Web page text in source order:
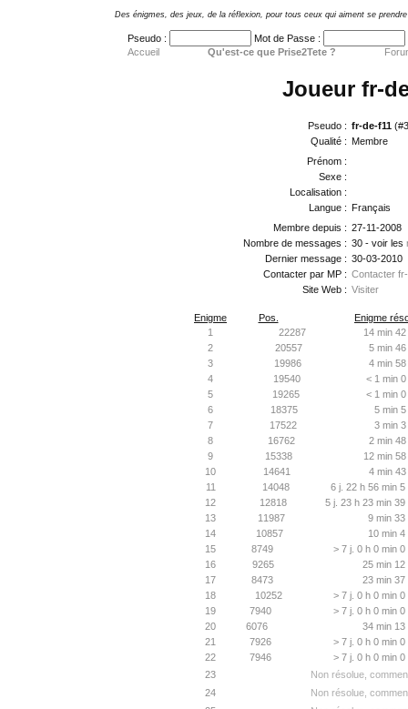
Des énigmes, des jeux, de la réflexion, pour tous ceux qui aiment se
Pseudo :
Mot de Passe :
Accueil
Qu'est-ce que Prise2Tete ?
Joueur fr-
Pseudo : fr-de-f11
Qualité : Membre
Prénom :
Sexe :
Localisation :
Langue : Français
Membre depuis : 27-11-2008
Nombre de messages : 30 - voir les
Dernier message : 30-03-2010
Contacter par MP : Contacter
Site Web : Visiter
Enigme Pos.
Enigme
1
22287
14 min
2
20557
5 min
3
19986
4 min
4
19540
< 1 min
5
19265
< 1 min
6
18375
5 min
7
17522
3 min
8
16762
2 min
9
15338
12 min
10
14641
4 min
11
14048
6 j. 22 h 56 min
12
12818
5 j. 23 h 23 min
13
11987
9 min 33
14
10857
10 min
15
8749
> 7 j. 0 h 0 min
16
9265
25 min
17
8473
23 min
18
10252
> 7 j. 0 h 0 min
19
7940
> 7 j. 0 h 0 min
20
6076
34 min
21
7926
> 7 j. 0 h 0 min
22
7946
> 7 j. 0 h 0 min
23
Non résolue,
24
Non résolue,